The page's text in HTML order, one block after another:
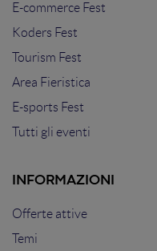
E-commerce Fest
Koders Fest
Tourism Fest
Area Fieristica
E-sports Fest
Tutti gli eventi
INFORMAZIONI
Offerte attive
Temi